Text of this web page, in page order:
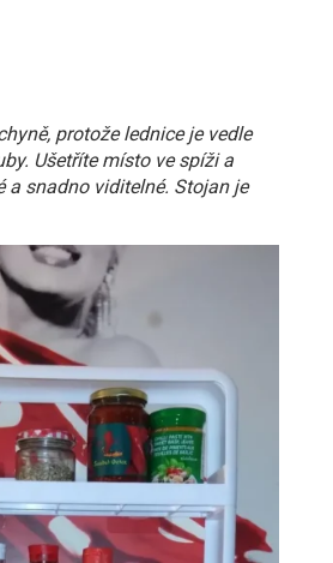
protože lednice je vedle
Ušetříte místo ve spíži a
a snadno viditelné. Stojan je